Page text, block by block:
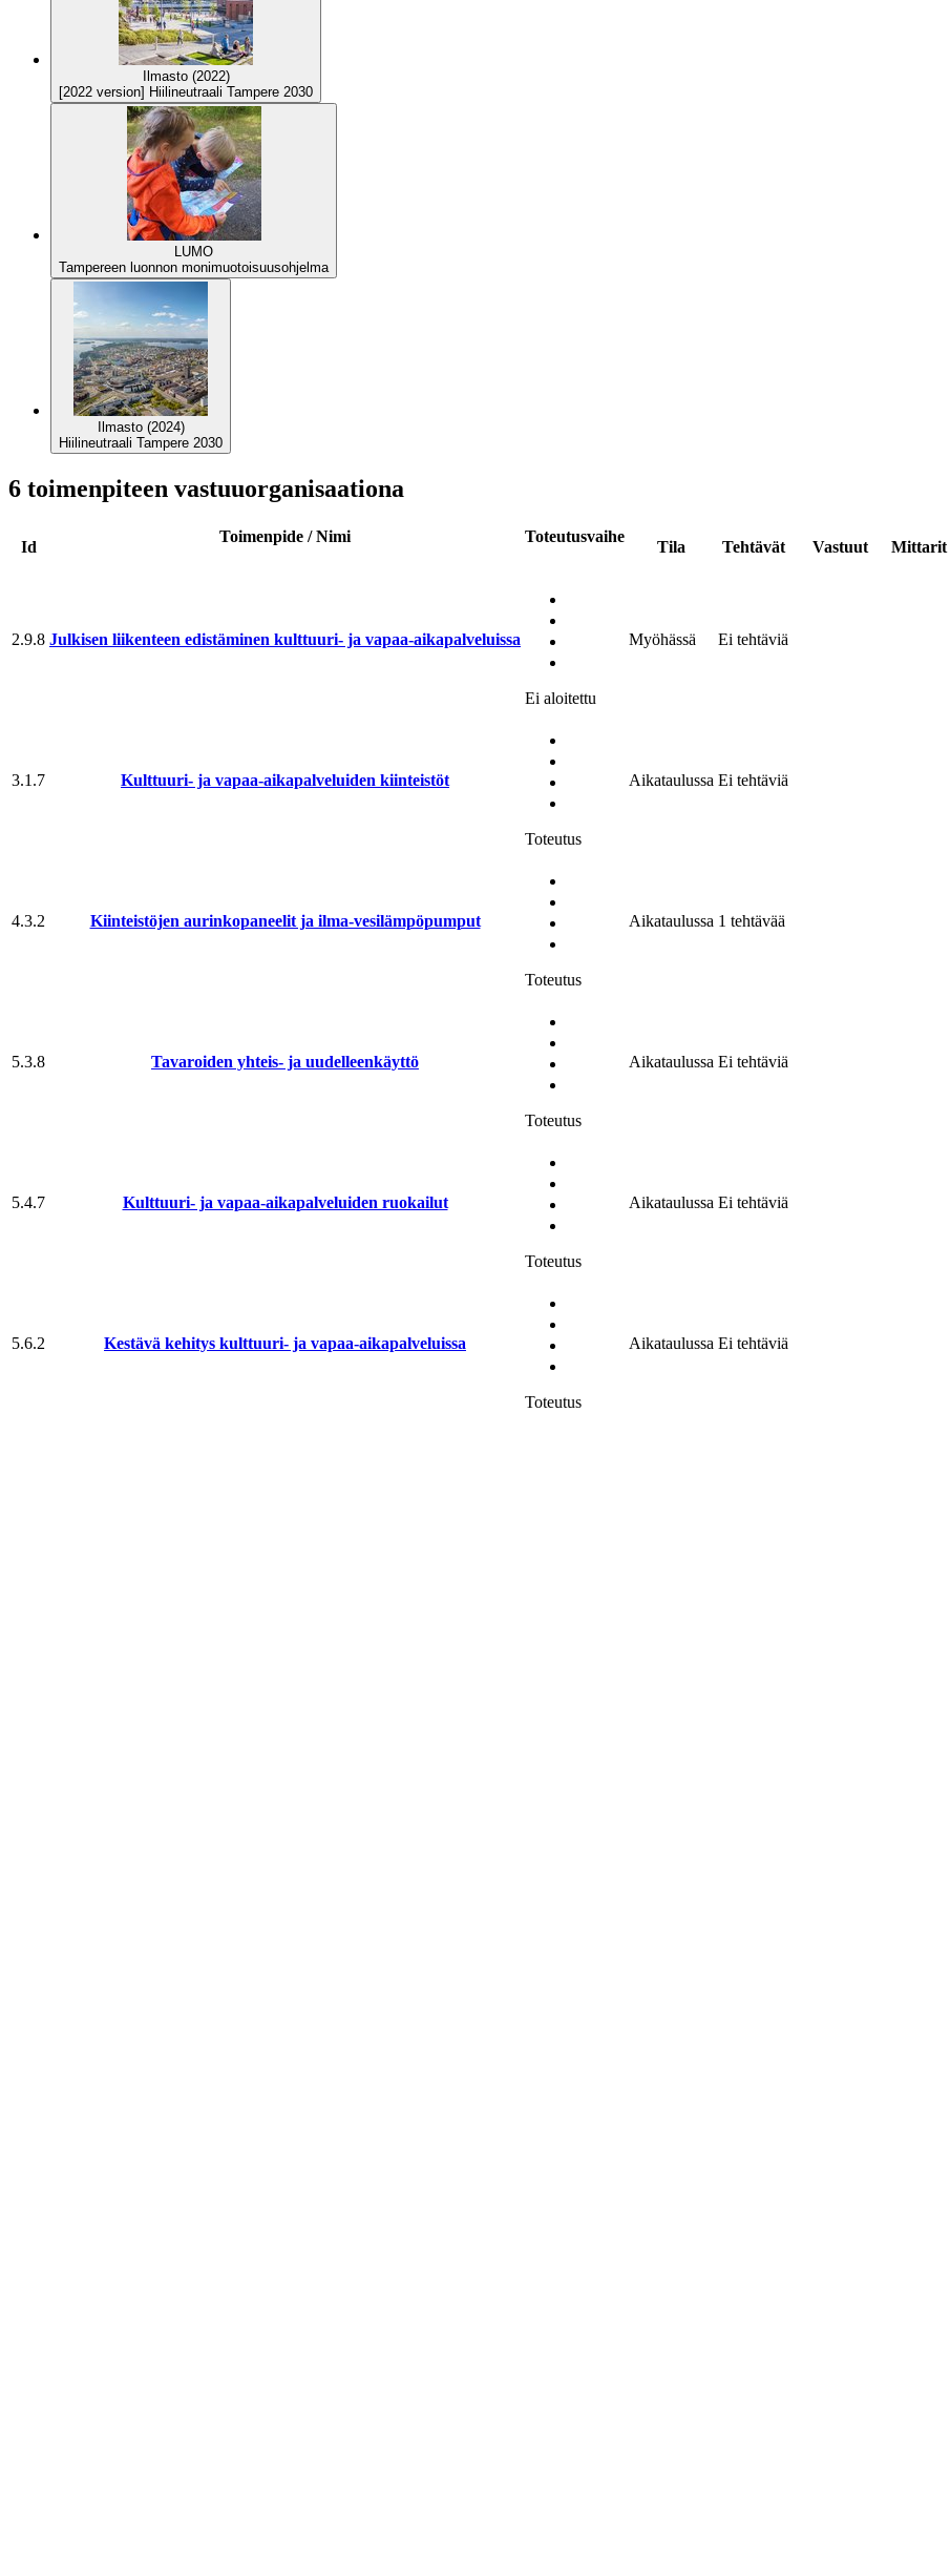
Ilmasto (2022)
[2022 version] Hiilineutraali Tampere 2030
LUMO
Tampereen luonnon monimuotoisuusohjelma
Ilmasto (2024)
Hiilineutraali Tampere 2030
6 toimenpiteen vastuuorganisaationa
Id
Toimenpide / Nimi Toteutusvaihe
Tila Tehtävät Vastuut Mittarit
2.9.8 Julkisen liikenteen edistäminen kulttuuri- ja vapaa-aika­palveluissa
Ei aloitettu
Myöhässä Ei tehtäviä
3.1.7 Kulttuuri- ja vapaa-aika­palveluiden kiinteistöt
Toteutus
Aikataulussa Ei tehtäviä
4.3.2 Kiinteistöjen aurinkopaneelit ja ilma-vesi­lämpö­pumput
Toteutus
Aikataulussa 1 tehtävää
5.3.8 Tavaroiden yhteis- ja uudelleenkäyttö
Toteutus
Aikataulussa Ei tehtäviä
5.4.7 Kulttuuri- ja vapaa-aika­palveluiden ruokailut
Toteutus
Aikataulussa Ei tehtäviä
5.6.2 Kestävä kehitys kulttuuri- ja vapaa-aika­palveluissa
Toteutus
Aikataulussa Ei tehtäviä